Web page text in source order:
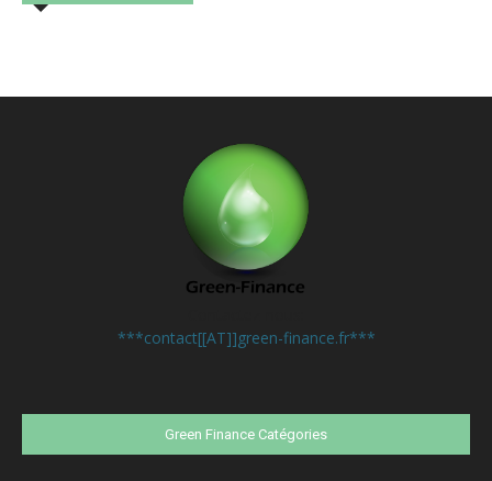
***contact[[AT]]green-finance.fr***
Green Finance Catégories